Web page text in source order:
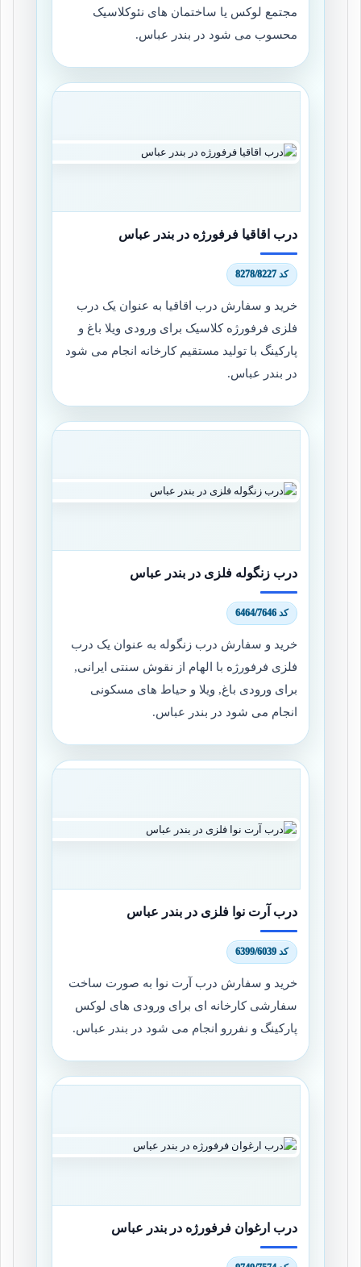
مجتمع لوکس یا ساختمان های نئوکلاسیک
محسوب می شود در بندر عباس.
درب اقاقیا فرفورژه در بندر عباس
کد 8278/8227
خرید و سفارش درب اقاقیا به عنوان یک درب
فلزی فرفورژه کلاسیک برای ورودی ویلا باغ و
پارکینگ با تولید مستقیم کارخانه انجام می شود
در بندر عباس.
درب زنگوله فلزی در بندر عباس
کد 6464/7646
خرید و سفارش درب زنگوله به عنوان یک درب
فلزی فرفورژه با الهام از نقوش سنتی ایرانی,
برای ورودی باغ, ویلا و حیاط های مسکونی
انجام می شود در بندر عباس.
درب آرت نوا فلزی در بندر عباس
کد 6399/6039
خرید و سفارش درب آرت نوا به صورت ساخت
سفارشی کارخانه ای برای ورودی های لوکس
پارکینگ و نفررو انجام می شود در بندر عباس.
درب ارغوان فرفورژه در بندر عباس